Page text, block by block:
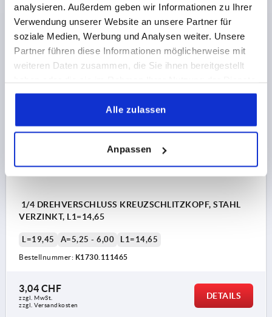
analysieren. Außerdem geben wir Informationen zu Ihrer
Verwendung unserer Website an unsere Partner für
soziale Medien, Werbung und Analysen weiter. Unsere
Partner führen diese Informationen möglicherweise mit
weiteren Daten zusammen, die Sie ihnen bereitgestellt
gesammelt haben.
Alle zulassen
Anpassen
Bestellnummer: K1730.111390
3,04 CHF
zzgl. Versandkosten
DETAILS
1/4 DREHVERSCHLUSS KREUZSCHLITZKOPF, STAHL
VERZINKT, L1=14,65
L=19,45 A=5,25 - 6,00 L1=14,65
Bestellnummer: K1730.111465
3,04 CHF
zzgl. MwSt.
zzgl. Versandkosten
DETAILS